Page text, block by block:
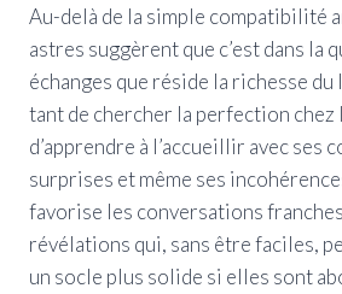
Au-delà de la simple compatibilité
astres suggèrent que c’est dans la
échanges que réside la richesse du
tant de chercher la perfection chez
d’apprendre à l’accueillir avec ses
surprises et même ses
favorise les conversations
révélations qui, sans être faciles,
un socle plus solide si elles sont